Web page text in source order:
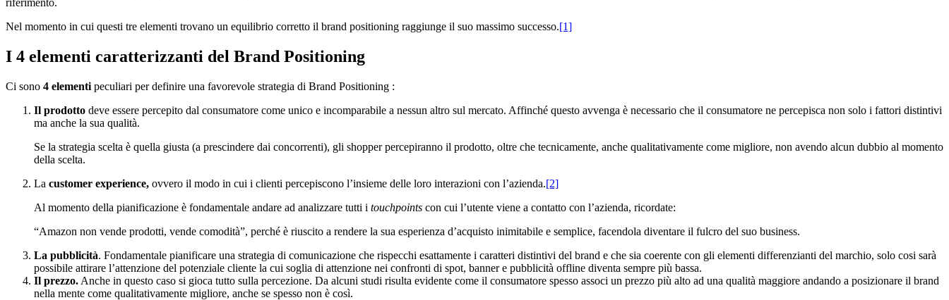
riferimento.
Nel momento in cui questi tre elementi trovano un equilibrio corretto il brand positioning raggiunge il suo massimo successo.[1]
I 4 elementi caratterizzanti del Brand Positioning
Ci sono 4 elementi peculiari per definire una favorevole strategia di Brand Positioning :
Il prodotto deve essere percepito dal consumatore come unico e incomparabile a nessun altro sul mercato. Affinché questo avvenga è necessario che il consumatore ne percepisca non solo i fattori distintivi
ma anche la sua qualità.
Se la strategia scelta è quella giusta (a prescindere dai concorrenti), gli shopper percepiranno il prodotto, oltre che tecnicamente, anche qualitativamente come migliore, non avendo alcun dubbio al momento
della scelta.
La customer experience, ovvero il modo in cui i clienti percepiscono l’insieme delle loro interazioni con l’azienda.[2]
Al momento della pianificazione è fondamentale andare ad analizzare tutti i touchpoints con cui l’utente viene a contatto con l’azienda, ricordate:
“Amazon non vende prodotti, vende comodità”, perché è riuscito a rendere la sua esperienza d’acquisto inimitabile e semplice, facendola diventare il fulcro del suo business.
La pubblicità. Fondamentale pianificare una strategia di comunicazione che rispecchi esattamente i caratteri distintivi del brand e che sia coerente con gli elementi differenzianti del marchio, solo cosi sarà
possibile attirare l’attenzione del potenziale cliente la cui soglia di attenzione nei confronti di spot, banner e pubblicità offline diventa sempre più bassa.
Il prezzo. Anche in questo caso si gioca tutto sulla percezione. Da alcuni studi risulta evidente come il consumatore spesso associ un prezzo più alto ad una qualità maggiore andando a posizionare il brand
nella mente come qualitativamente migliore, anche se spesso non è così.